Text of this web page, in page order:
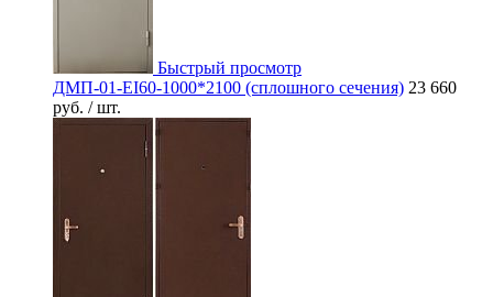
Быстрый просмотр
ДМП-01-EI60-1000*2100 (сплошного сечения) 23 660
руб. / шт.